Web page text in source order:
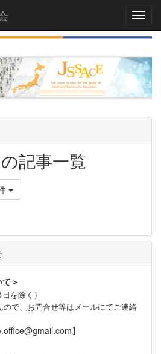
記事一覧
＞
を除く）
で、お問合せ等はメールにてご連絡
】